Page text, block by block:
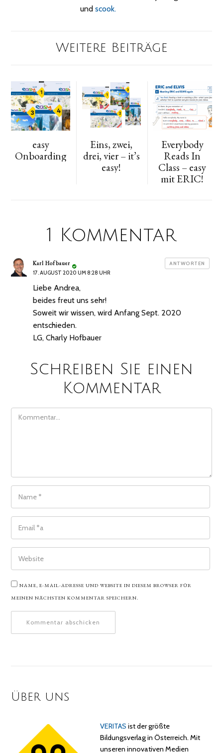
undscook.
Weitere Beiträge
easy
Onboarding
Eins, zwei,
drei, vier – it’s
easy!
Everybody
Reads In
Class – easy
mit ERIC!
1 Kommentar
Karl Hofbauer sagt:
17. AUGUST 2020 UM 8:28 UHR
Liebe Andrea,
beides freut uns sehr!
Soweit wir wissen, wird Anfang Sept. 2020
entschieden.
LG, Charly Hofbauer
ANTWORTEN
Schreiben Sie einen
Kommentar
COMMENT
NAME
EMAIL
WEBSITE
NAME, E-MAIL-ADRESSE UND WEBSITE IN DIESEM BROWSER FÜR
MEINEN NÄCHSTEN KOMMENTAR SPEICHERN.
Über uns
VERITAS ist der größte
Bildungsverlag in Österreich. Mit
unseren innovativen Medien